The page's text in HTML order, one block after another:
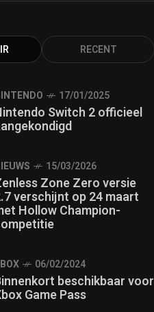
RECENT
17/01/2025
Switch 2 officieel
15/03/2026
Zone Zero versie
verschijnt op 24 maart
Hollow Champion-
06/02/2024
beschikbaar voor
Game Pass